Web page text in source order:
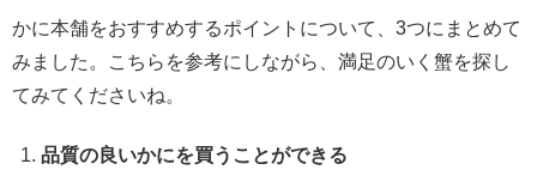
スーパーなどでも、
かにを購入することができます。しか
品質については通販の方が圧倒的に良いんです。
れるのも、かに本舗の強みと言えるでしょう。